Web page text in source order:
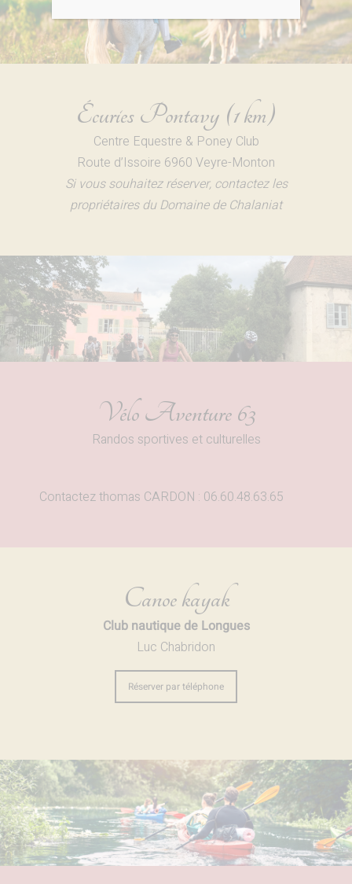
Écuries Pontavy (1 km)
Centre Equestre & Poney Club
Route d’Issoire 6960 Veyre-Monton
Si vous souhaitez réserver, contactez les
propriétaires du Domaine de Chalaniat
Vélo Aventure 63
Randos sportives et culturelles
Contactez thomas CARDON : 06.60.48.63.65
Canoe kayak
Club nautique de Longues
Luc Chabridon
Réserver par téléphone